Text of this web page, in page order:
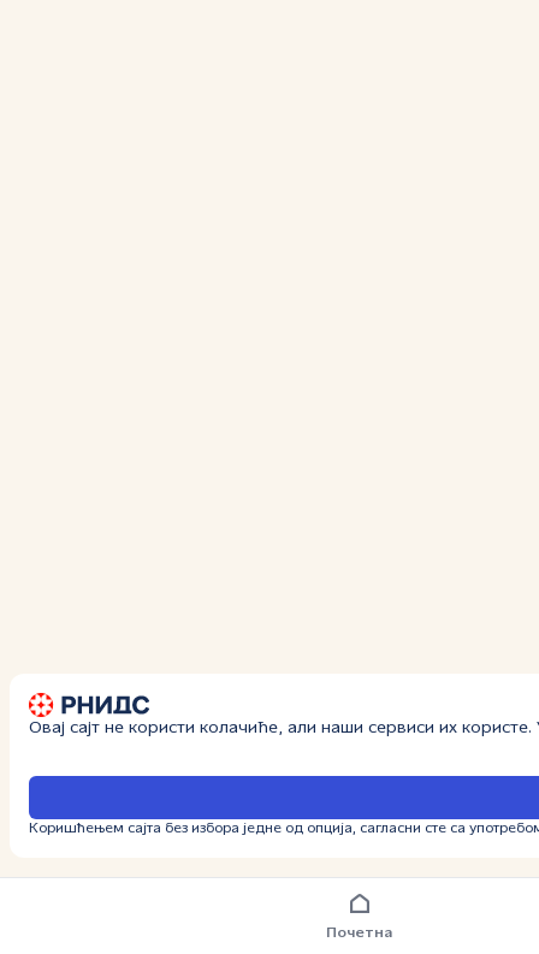
Почетна
Овај сајт не користи колачиће, али наши сервиси их
Коришћењем сајта без избора једне од опција, сагласни сте са